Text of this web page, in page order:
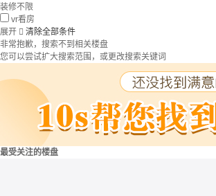
装修不限
vr看房
展开  清除全部条件
非常抱歉，搜索不到相关楼盘
您可以尝试扩大搜索范围，或更改搜索关键词
最受关注的楼盘